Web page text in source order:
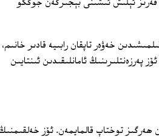
قەرىز ئېلىش ئىشىنى بېجىرگەن جوڭگو
خەۋەر تاپقان رابىيە قادىر خانىم،
پەرزەنتلىرىنىڭ ئامانلىقىدىن ئىنتايىن
ھەرگىز توختاپ قالمايمەن. ئۆز